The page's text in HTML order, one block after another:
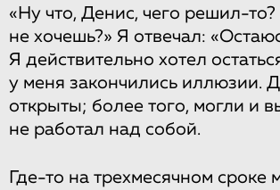
«Ну что, Денис, чего решил-то?
не хочешь?» Я отвечал:
Я действительно хотел
у меня закончились иллюзии.
открыты; более того, могли и
не работал над собой.
Где-то на трехмесячном сроке